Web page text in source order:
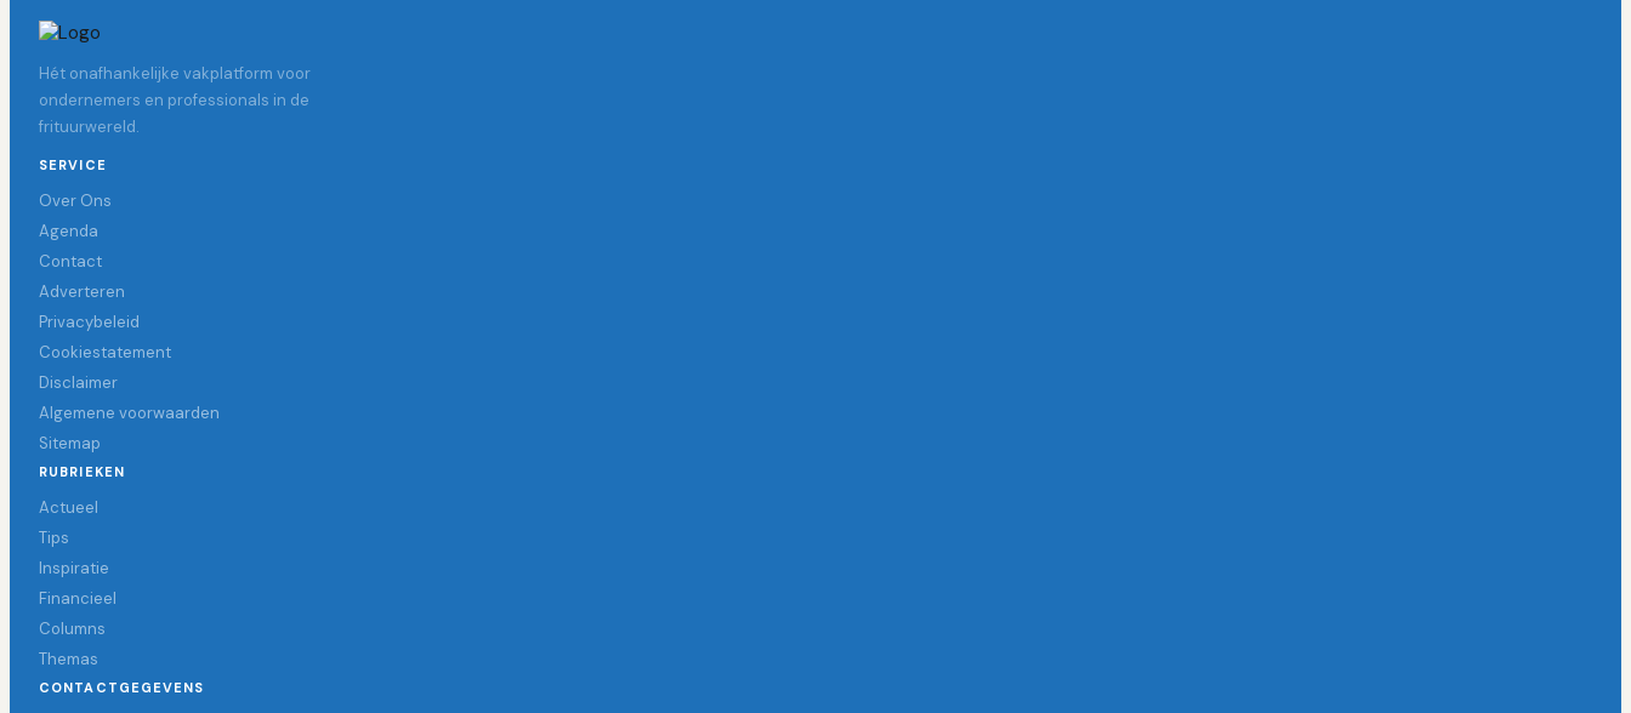
Hét onafhankelijke vakplatform voor
ondernemers en professionals in de
frituurwereld.
SERVICE
Over Ons
Agenda
Contact
Adverteren
Privacybeleid
Cookiestatement
Disclaimer
Algemene voorwaarden
Sitemap
RUBRIEKEN
Actueel
Tips
Inspiratie
Financieel
Columns
Themas
CONTACTGEGEVENS